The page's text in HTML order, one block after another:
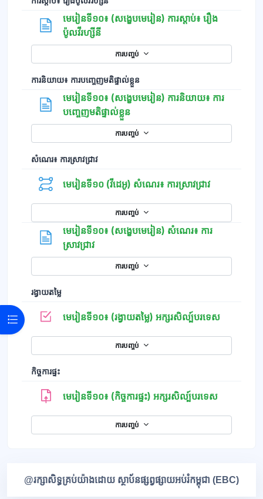
Open course index
មេរៀនទី១០៖ (សង្ខេបមេរៀន) ការស្ដាប់៖ រឿង
ប៉ូលវីរហ្សីនីទំព័រ
ការបញ្ចប់
ការនិយាយ៖ ការបញ្ចេញមតិផ្ទាល់ខ្លួន
មេរៀនទី១០៖ (សង្ខេបមេរៀន) ការនិយាយ៖ ការ
បញ្ចេញមតិផ្ទាល់ខ្លួនទំព័រ
ការបញ្ចប់
សំណេរ៖ ការស្រាវជ្រាវ
មេរៀនទី១០ (វីដេអូ) សំណេរ៖ ការស្រាវជ្រាវ
ការបញ្ចប់
មេរៀនទី១០៖ (សង្ខេបមេរៀន) សំណេរ៖ ការ
ស្រាវជ្រាវទំព័រ
ការបញ្ចប់
រង្វាយតម្លៃ
មេរៀនទី១០៖ (រង្វាយតម្លៃ) អក្សរសិល្ប៍បរទេសកម្រងសំណួរ
ការបញ្ចប់
កិច្ចការផ្ទះ
មេរៀនទី១០៖ (កិច្ចការផ្ទះ) អក្សរសិល្ប៍បរទេស
ការបញ្ចប់
@រក្សាសិទ្ធគ្រប់យ៉ាងដោយ ស្ថាប័នផ្សព្វផ្សាយអប់រំកម្ពុជា (EBC)